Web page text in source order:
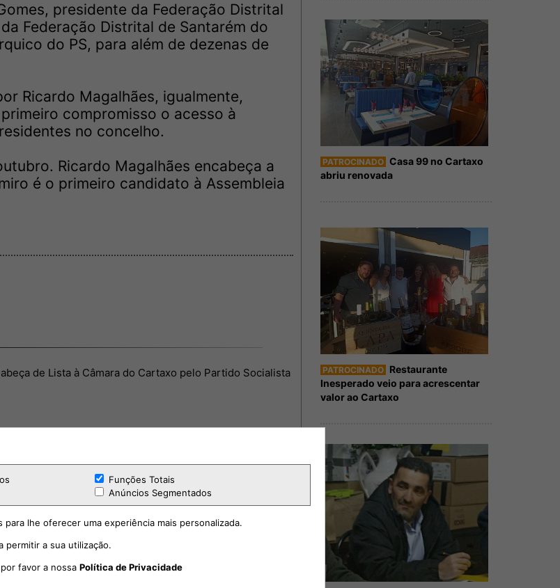
presidente da Federação Distrital
Federação Distrital de Santarém do
do PS, para além de dezenas de
Ricardo Magalhães, igualmente,
compromisso o acesso à
no concelho.
Ricardo Magalhães encabeça a
é o primeiro candidato à Assembleia
de Lista à Câmara do Cartaxo pelo Partido Socialista
PATROCINADO Casa 99 no Cartaxo
abriu renovada
PATROCINADO Restaurante
Inesperado veio para acrescentar
valor ao Cartaxo
Funções Totais
Anúncios Segmentados
lhe oferecer uma experiência mais personalizada.
permitir a sua utilização.
favor a nossa Política de Privacidade